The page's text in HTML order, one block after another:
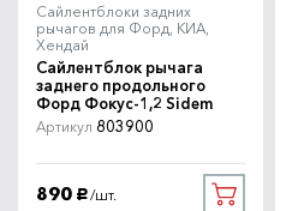
Сайлентблоки задних
рычагов для Форд, КИА,
Хендай
Сайлентблок рычага
заднего продольного
Форд Фокус-1,2 Sidem
Артикул 803900
890 руб. /шт.